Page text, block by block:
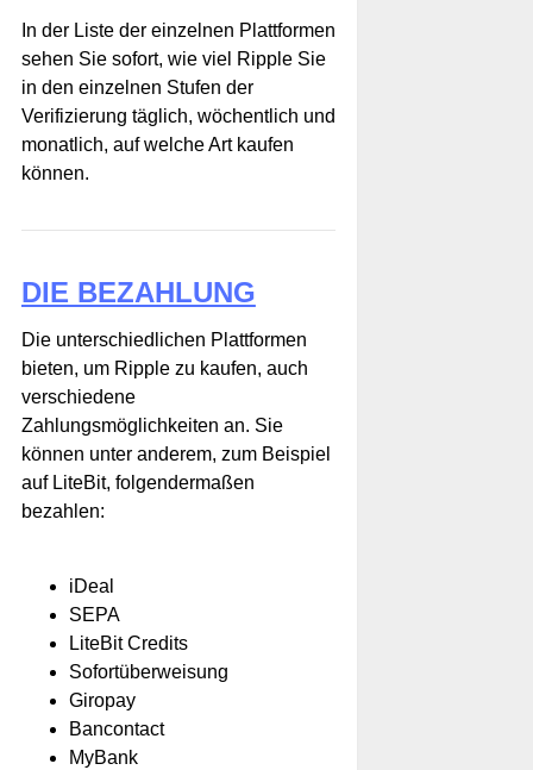
In der Liste der einzelnen Plattformen
sehen Sie sofort, wie viel Ripple Sie
in den einzelnen Stufen der
Verifizierung täglich, wöchentlich und
monatlich, auf welche Art kaufen
können.
DIE BEZAHLUNG
Die unterschiedlichen Plattformen
bieten, um Ripple zu kaufen, auch
verschiedene
Zahlungsmöglichkeiten an. Sie
können unter anderem, zum Beispiel
auf LiteBit, folgendermaßen
bezahlen:
iDeal
SEPA
LiteBit Credits
Sofortüberweisung
Giropay
Bancontact
MyBank